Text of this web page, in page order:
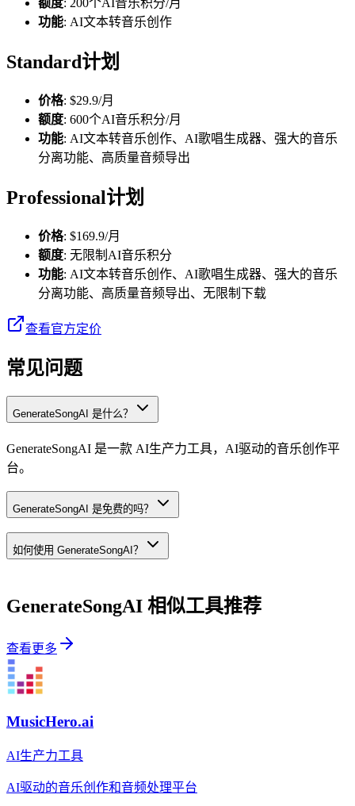
功能: AI文本转音乐创作
Standard计划
价格: $29.9/月
额度: 600个AI音乐积分/月
功能: AI文本转音乐创作、AI歌唱生成器、强大的音乐
分离功能、高质量音频导出
Professional计划
价格: $169.9/月
额度: 无限制AI音乐积分
功能: AI文本转音乐创作、AI歌唱生成器、强大的音乐
分离功能、高质量音频导出、无限制下载
查看官方定价
常见问题
GenerateSongAI 是什么？
GenerateSongAI 是一款 AI生产力工具，AI驱动的音乐创作平
台。
GenerateSongAI 是免费的吗？
如何使用 GenerateSongAI？
GenerateSongAI 相似工具推荐
查看更多
MusicHero.ai
AI生产力工具
AI驱动的音乐创作和音频处理平台